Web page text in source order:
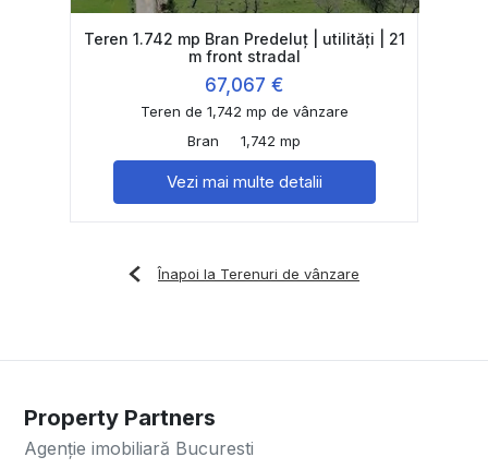
Teren 1.742 mp Bran Predeluț | utilități | 21
m front stradal
67,067 €
Teren de 1,742 mp de vânzare
Bran
1,742 mp
Vezi mai multe detalii
Înapoi la Terenuri de vânzare
Property Partners
Agenție imobiliară Bucuresti